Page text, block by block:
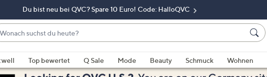
Du bist neu bei QVC? Spare 10 Euro! Code: HalloQVC
Top bewertet Q Sale Mode Beauty Schmuck Wohnen